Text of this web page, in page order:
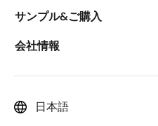
サンプル&ご購入
会社情報
日本語
～マルチルームや
普及に向け、容易
続、コンテンツ視
セットトップボッ